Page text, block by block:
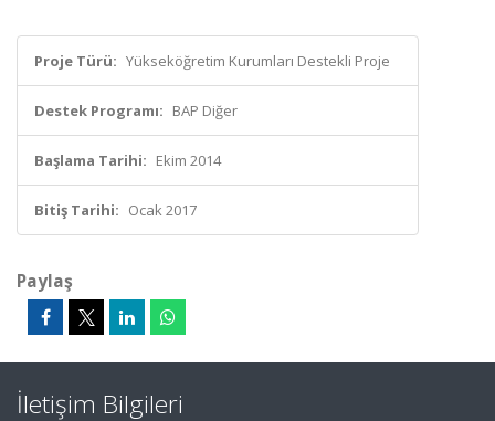
Proje Türü: Yükseköğretim Kurumları Destekli Proje
Destek Programı: BAP Diğer
Başlama Tarihi: Ekim 2014
Bitiş Tarihi: Ocak 2017
Paylaş
İletişim Bilgileri